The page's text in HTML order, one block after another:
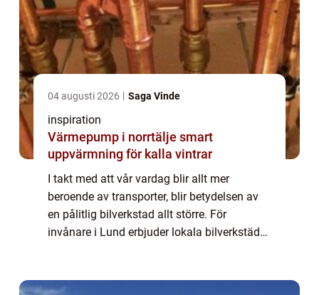
04 augusti 2026 Saga Vinde
inspiration
Värmepump i norrtälje smart
uppvärmning för kalla vintrar
I takt med att vår vardag blir allt mer
beroende av transporter, blir betydelsen av
en pålitlig bilverkstad allt större. För
invånare i Lund erbjuder lokala bilverkstäder